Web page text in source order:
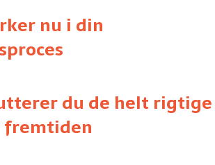
nu i din
du de helt rigtige
fremtiden